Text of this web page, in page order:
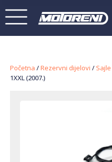
Početna /Rezervni dijelovi / Sajle
1XXL (2007.)